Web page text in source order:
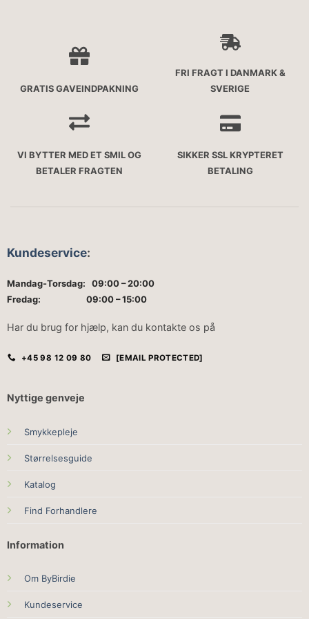
GRATIS GAVEINDPAKNING
FRI FRAGT I DANMARK &
SVERIGE
VI BYTTER MED ET SMIL OG
BETALER FRAGTEN
SIKKER SSL KRYPTERET
BETALING
Kundeservice:
Mandag-Torsdag: 09:00 – 20:00
Fredag: 09:00 – 15:00
Har du brug for hjælp, kan du kontakte os på
+45 98 12 09 80 [EMAIL PROTECTED]
Nyttige genveje
Smykkepleje
Størrelsesguide
Katalog
Find Forhandlere
Information
Om ByBirdie
Kundeservice